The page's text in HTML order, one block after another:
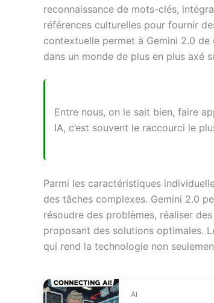
reconnaissance de mots-clés,
références culturelles pour fournir
contextuelle permet à Gemini 2.0
dans un monde de plus en plus axé
Entre nous, on le sait bien, faire
IA, c’est souvent le raccourci le
Parmi les caractéristiques
des tâches complexes. Gemini 2.0
résoudre des problèmes, réaliser
proposant des solutions optimales.
qui rend la technologie non
AI